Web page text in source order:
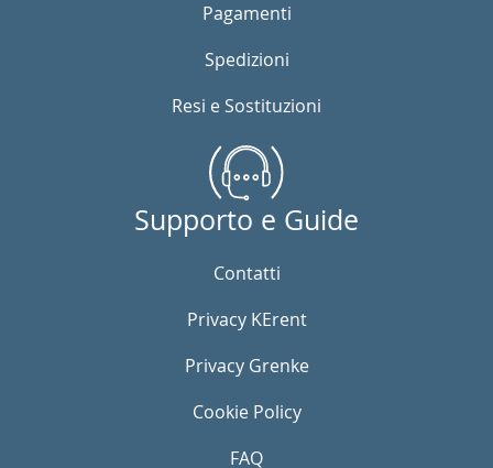
Pagamenti
Spedizioni
Resi e Sostituzioni
Supporto e Guide
Contatti
Privacy KErent
Privacy Grenke
Cookie Policy
FAQ